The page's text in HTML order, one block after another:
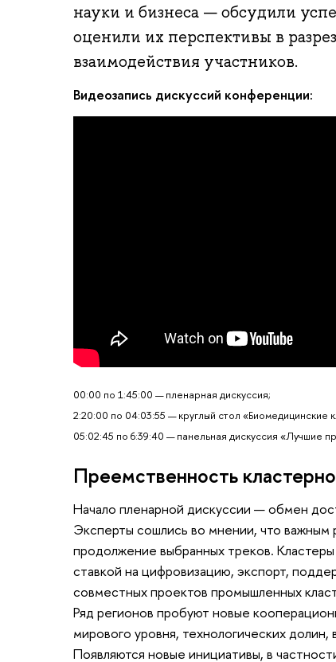
науки и бизнеса — обсудили
оценили их перспективы в
взаимодействия участников.
Видеозапись дискуссий конференции:
00:00 по 1:45:00 — пленарная дискуссия;
2:20:00 по 04:03:55 — круглый стол «Биомедицинские
05:02:45 по 6:39:40 — панельная дискуссия «Лучшие
Преемственность
Начало пленарной дискуссии — обмен
Эксперты сошлись во мнении, что важным
продолжение выбранных треков.
ставкой на цифровизацию, экспорт,
совместных проектов промышленных
Ряд регионов пробуют новые
мирового уровня, технологических
Появляются новые инициативы, в